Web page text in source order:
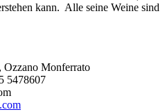
kann. Alle seine Weine sind
Ozzano Monferrato
5478607